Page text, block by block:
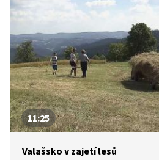
11:25
Valašsko v zajetí lesů